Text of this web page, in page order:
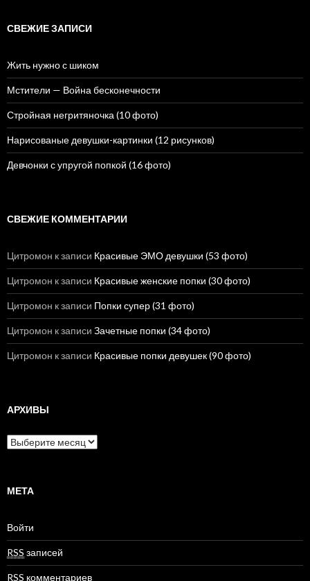
и
СВЕЖИЕ ЗАПИСИ
Жить нужно с шиком
Мстители — Война бесконечности
Стройная негритяночка (10 фото)
Нарисованые девушки-картинки (12 рисунков)
Девчонки с упругой попкой (16 фото)
СВЕЖИЕ КОММЕНТАРИИ
Цитромон к записи Красивые ЭМО девушки (53 фото)
Цитромон к записи Красивые женские попки (30 фото)
Цитромон к записи Попки супер (31 фото)
Цитромон к записи Зачетные попки (34 фото)
Цитромон к записи Красивые попки девушек (90 фото)
АРХИВЫ
А
в
МЕТА
Войти
RSS записей
RSS комментариев